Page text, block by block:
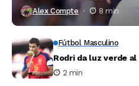
Alex Compte 8 min
Fútbol Masculino
Rodri da luz verde al
2 min